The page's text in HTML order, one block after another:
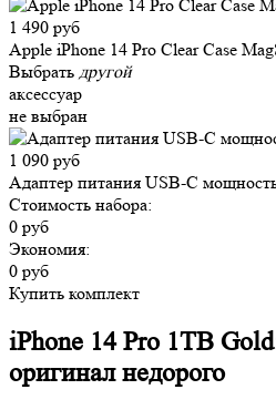
1 490 руб
Apple iPhone 14 Pro Clear Case
Выбрать другой
аксессуар
не выбран
1 090 руб
Адаптер питания USB-C
Стоимость набора:
0 руб
Экономия:
0 руб
Купить комплект
iPhone 14 Pro 1TB
оригинал недорого